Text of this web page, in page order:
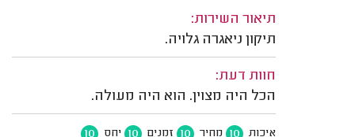
תיאור השירות:
תיקון ניאגרה גלויה.
חוות דעת:
הכל היה מצוין. הוא היה מעולה.
איכות 10 מחיר 10 זמנים 10 יחס 10